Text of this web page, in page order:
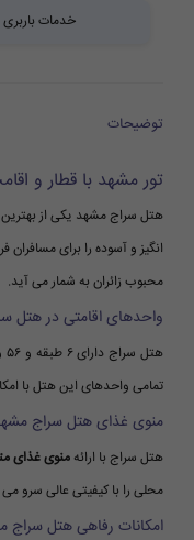
خدمات باربری
توضیحات
تور مشهد با قطار و
هتل سراج مشهد یکی از
محبوب زائران به شمار می آید.
واحدهای اقامتی در هتل
تمامی واحدهای این هتل با
منوی غذای هتل سراج
هتل سراج با ارائهمنوی غذای
محلی را با کیفیتی عالی سرو می
امکانات رفاهی هتل سراج